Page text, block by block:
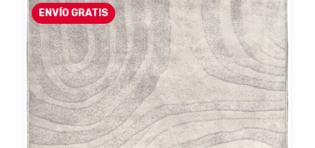
ENVÍO GRATIS